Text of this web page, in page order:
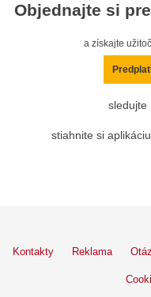
Objednajte si
a získajte
sledujte
stiahnite si
Kontakty Reklama